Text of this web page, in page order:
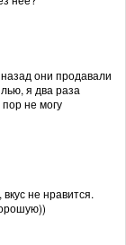
они продавали
я два раза
не могу
не нравится.